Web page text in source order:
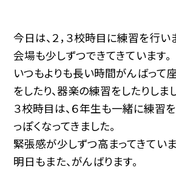
今日は、２，３校時目に練習を行い
会場も少しずつできてきています。
いつもよりも長い時間がんばって
をしたり、器楽の練習をしたりしま
３校時目は、６年生も一緒に練習
っぽくなってきました。
緊張感が少しずつ高まってきていま
明日もまた、がんばります。